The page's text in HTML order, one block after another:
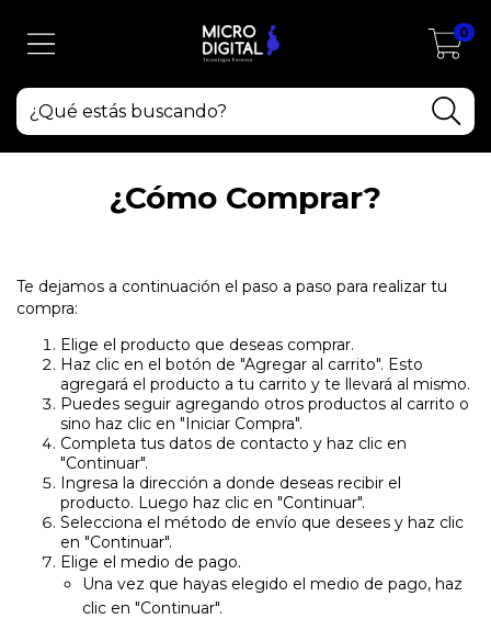
0
¿Cómo Comprar?
Te dejamos a continuación el paso a paso para realizar tu
compra:
Elige el producto que deseas comprar.
Haz clic en el botón de "Agregar al carrito". Esto
agregará el producto a tu carrito y te llevará al mismo.
Puedes seguir agregando otros productos al carrito o
sino haz clic en "Iniciar Compra".
Completa tus datos de contacto y haz clic en
"Continuar".
Ingresa la dirección a donde deseas recibir el
producto. Luego haz clic en "Continuar".
Selecciona el método de envío que desees y haz clic
en "Continuar".
Elige el medio de pago.
Una vez que hayas elegido el medio de pago, haz
clic en "Continuar".